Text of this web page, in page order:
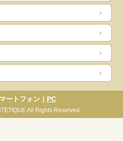
ートフォン｜ PC
All Rights Reserved.